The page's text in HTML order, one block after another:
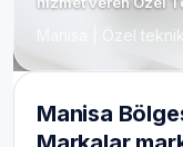
Manisa | Özel
Manisa